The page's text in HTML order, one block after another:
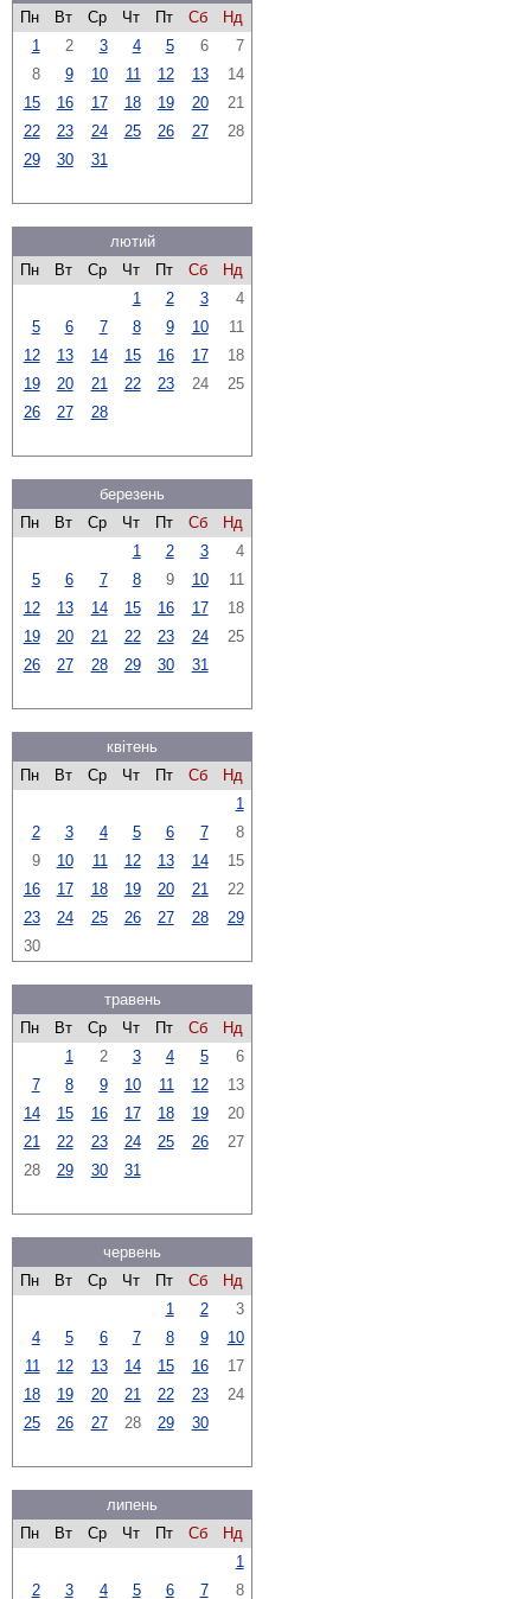
Пн
Вт Ср Чт Пт Сб
Нд
1
2 3 4 5 6
7
8
9 10 11 12 13
14
15
16 17 18 19 20
21
22
23 24 25 26 27
28
29
30 31
лютий
Пн
Вт Ср Чт Пт Сб
Нд
1
2 3
4
5
6 7 8 9 10
11
12
13 14 15 16 17
18
19
20 21 22 23 24
25
26
27 28
березень
Пн
Вт Ср Чт Пт Сб
Нд
1
2 3
4
5
6 7 8 9 10
11
12
13 14 15 16 17
18
19
20 21 22 23 24
25
26
27 28 29 30 31
квітень
Пн
Вт Ср Чт Пт Сб
Нд
1
2
3 4 5 6 7
8
9
10 11 12 13 14
15
16
17 18 19 20 21
22
23
24 25 26 27 28
29
30
травень
Пн
Вт Ср Чт Пт Сб
Нд
1
2 3 4 5
6
7
8 9 10 11 12
13
14
15 16 17 18 19
20
21
22 23 24 25 26
27
28
29 30 31
червень
Пн
Вт Ср Чт Пт Сб
Нд
1
2
3
4
5 6 7 8 9
10
11
12 13 14 15 16
17
18
19 20 21 22 23
24
25
26 27 28 29 30
липень
Пн
Вт Ср Чт Пт Сб
Нд
1
2
3 4 5 6 7
8